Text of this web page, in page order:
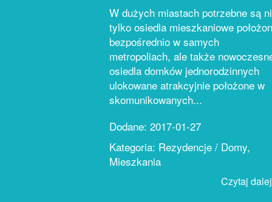
W dużych miastach potrzebne są
tylko osiedla mieszkaniowe
bezpośrednio w samych
metropoliach, ale także
osiedla domków jednorodzinnych
ulokowane atrakcyjnie położone w
skomunikowanych...
Dodane: 2017-01-27
Kategoria: Rezydencje / Domy,
Mieszkania
Czytaj